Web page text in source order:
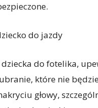
do jazdy
dziecka do fotelika,
które nie
głowy,